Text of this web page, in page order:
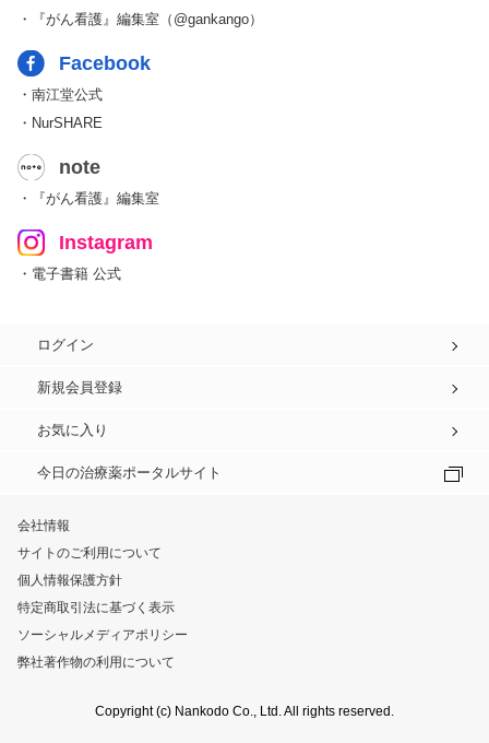
・『がん看護』編集室（@gankango）
Facebook
・南江堂公式
・NurSHARE
note
・『がん看護』編集室
Instagram
・電子書籍 公式
ログイン
新規会員登録
お気に入り
今日の治療薬ポータルサイト
会社情報
サイトのご利用について
個人情報保護方針
特定商取引法に基づく表示
ソーシャルメディアポリシー
弊社著作物の利用について
Copyright (c) Nankodo Co., Ltd. All rights reserved.